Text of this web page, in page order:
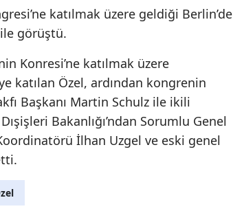
katılmak üzere geldiği Berlin’de
görüştü.
Konresi’ne katılmak üzere
katılan Özel, ardından kongrenin
Başkanı Martin Schulz ile ikili
Bakanlığı’ndan Sorumlu Genel
İlhan Uzgel ve eski genel